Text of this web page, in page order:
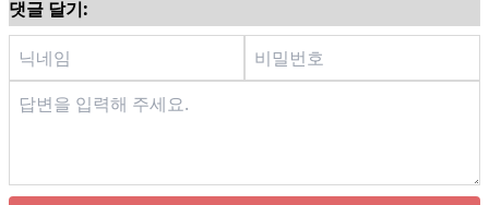
댓글 달기: